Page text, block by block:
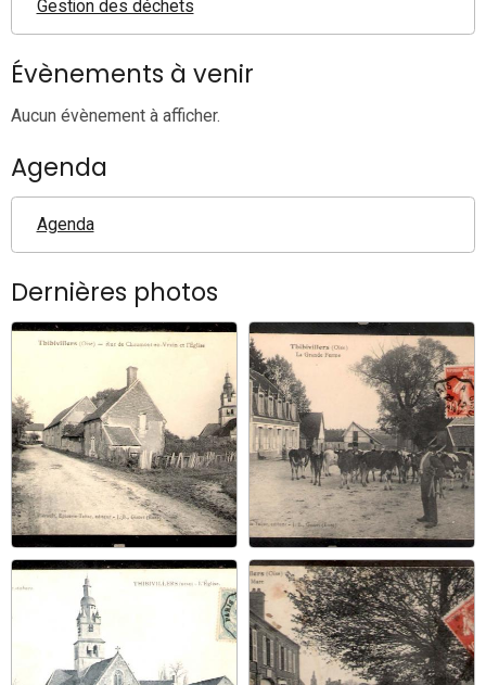
Gestion des déchets
Évènements à venir
Aucun évènement à afficher.
Agenda
Agenda
Dernières photos